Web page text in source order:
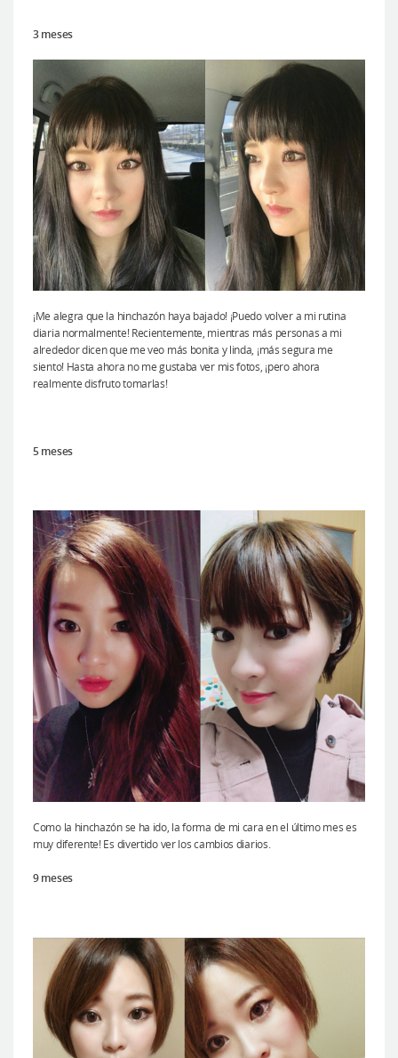
3 meses
¡Me alegra que la hinchazón haya bajado! ¡Puedo volver a mi rutina
diaria normalmente! Recientemente, mientras más personas a mi
alrededor dicen que me veo más bonita y linda, ¡más segura me
siento! Hasta ahora no me gustaba ver mis fotos, ¡pero ahora
realmente disfruto tomarlas!
5 meses
Como la hinchazón se ha ido, la forma de mi cara en el último mes es
muy diferente! Es divertido ver los cambios diarios.
9 meses